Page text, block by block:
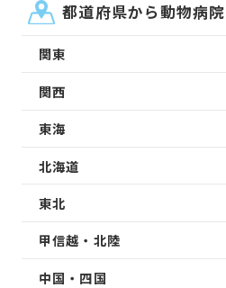
都道府県から動物病
関東
関西
東海
北海道
東北
甲信越・北陸
中国・四国